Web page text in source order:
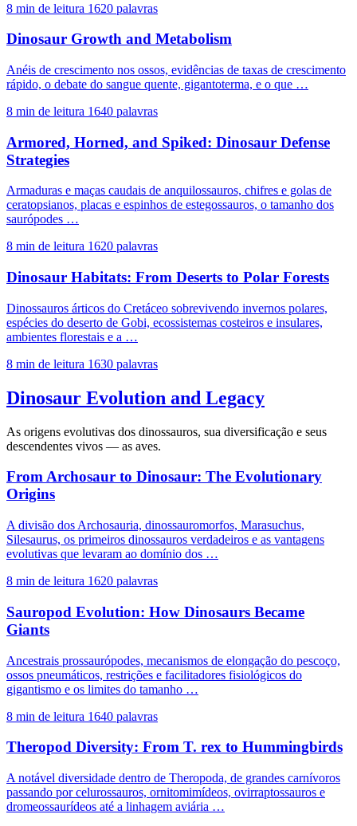
8 min de leitura 1620 palavras
Dinosaur Growth and Metabolism
Anéis de crescimento nos ossos, evidências de taxas de crescimento
rápido, o debate do sangue quente, gigantoterma, e o que …
8 min de leitura 1640 palavras
Armored, Horned, and Spiked: Dinosaur Defense
Strategies
Armaduras e maças caudais de anquilossauros, chifres e golas de
ceratopsianos, placas e espinhos de estegossauros, o tamanho dos
saurópodes …
8 min de leitura 1620 palavras
Dinosaur Habitats: From Deserts to Polar Forests
Dinossauros árticos do Cretáceo sobrevivendo invernos polares,
espécies do deserto de Gobi, ecossistemas costeiros e insulares,
ambientes florestais e a …
8 min de leitura 1630 palavras
Dinosaur Evolution and Legacy
As origens evolutivas dos dinossauros, sua diversificação e seus
descendentes vivos — as aves.
From Archosaur to Dinosaur: The Evolutionary
Origins
A divisão dos Archosauria, dinossauromorfos, Marasuchus,
Silesaurus, os primeiros dinossauros verdadeiros e as vantagens
evolutivas que levaram ao domínio dos …
8 min de leitura 1620 palavras
Sauropod Evolution: How Dinosaurs Became
Giants
Ancestrais prossaurópodes, mecanismos de elongação do pescoço,
ossos pneumáticos, restrições e facilitadores fisiológicos do
gigantismo e os limites do tamanho …
8 min de leitura 1640 palavras
Theropod Diversity: From T. rex to Hummingbirds
A notável diversidade dentro de Theropoda, de grandes carnívoros
passando por celurossauros, ornitomimídeos, ovirraptossauros e
dromeossaurídeos até a linhagem aviária …